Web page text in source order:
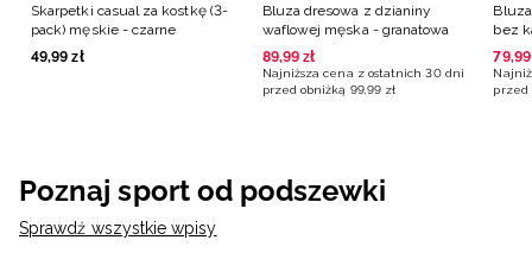
Skarpetki casual za kostkę (3-
pack) męskie - czarne
49,99 zł
Bluza dresowa z dzianiny
waflowej męska - granatowa
89,99 zł
Najniższa cena z ostatnich 30 dni
przed obniżką 99,99 zł
bez
79,99
przed
Poznaj sport od podszewki
Sprawdź wszystkie wpisy